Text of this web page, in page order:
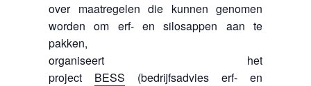
over maatregelen die kunnen genomen
worden om erf- en silosappen aan te
pakken,
organiseert het
project BESS (bedrijfsadvies erf- en